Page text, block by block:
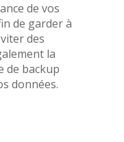
de vos
de garder à
des
la
de backup
données.